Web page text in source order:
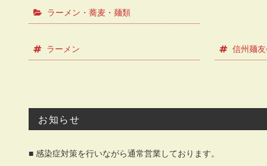
ラーメン・蕎麦・麺類
ラーメン 信州麺
お知らせ
■ 感染症対策を行いながら通常営業しております。